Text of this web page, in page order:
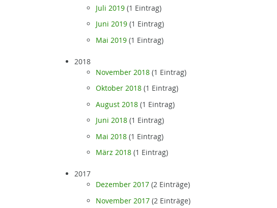
Juli 2019 (1 Eintrag)
Juni 2019 (1 Eintrag)
Mai 2019 (1 Eintrag)
2018
November 2018 (1 Eintrag)
Oktober 2018 (1 Eintrag)
August 2018 (1 Eintrag)
Juni 2018 (1 Eintrag)
Mai 2018 (1 Eintrag)
März 2018 (1 Eintrag)
2017
Dezember 2017 (2 Einträge)
November 2017 (2 Einträge)